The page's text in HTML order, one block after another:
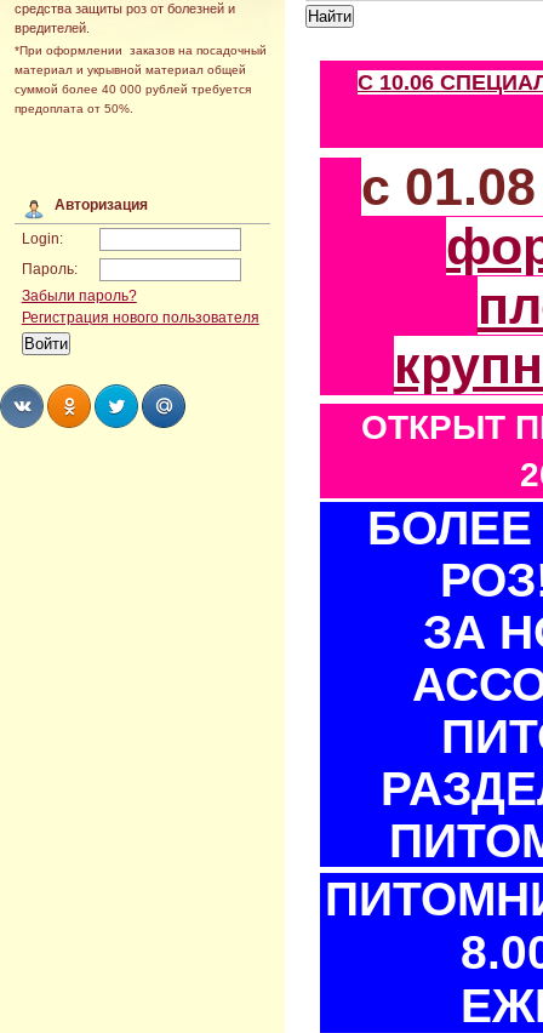
средства защиты роз от болезней и
вредителей.
*При оформлении заказов на посадочный
материал и укрывной материал общей
суммой более 40 000 рублей требуется
предоплата от 50%.
Авторизация
Login:
Пароль:
Забыли пароль?
Регистрация нового пользователя
С 10.06
с
ОТКРЫТ
БОЛЕЕ
ЗА